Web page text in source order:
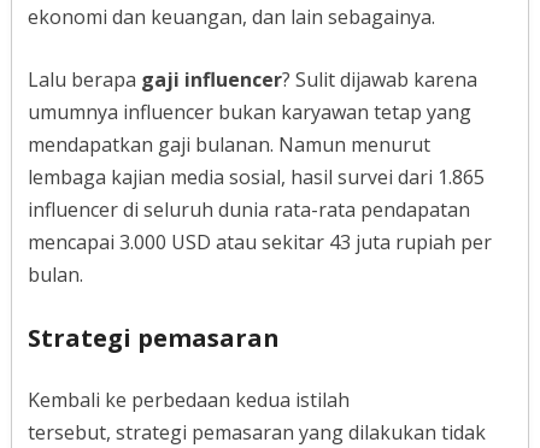
ekonomi dan keuangan, dan lain sebagainya.
Lalu berapa gaji influencer? Sulit dijawab karena
umumnya influencer bukan karyawan tetap yang
mendapatkan gaji bulanan. Namun menurut
lembaga kajian media sosial, hasil survei dari 1.865
influencer di seluruh dunia rata-rata pendapatan
mencapai 3.000 USD atau sekitar 43 juta rupiah per
bulan.
Strategi pemasaran
Kembali ke perbedaan kedua istilah
tersebut, strategi pemasaran yang dilakukan tidak